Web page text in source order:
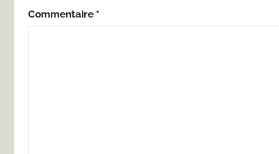
Commentaire *